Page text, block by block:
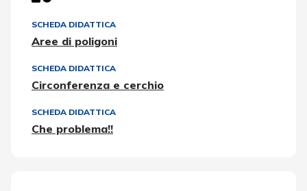
SCHEDA DIDATTICA
Aree di poligoni
SCHEDA DIDATTICA
Circonferenza e cerchio
SCHEDA DIDATTICA
Che problema!!